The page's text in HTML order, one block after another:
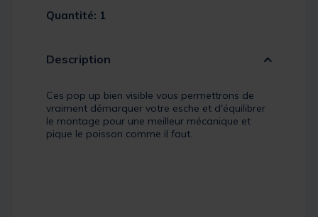
Quantité: 1
Description
Ces pop up bien visible vous permettrons de
vraiment démarquer votre esche et d'équilibrer
le montage pour une meilleur mécanique et
pique le poisson comme il faut.